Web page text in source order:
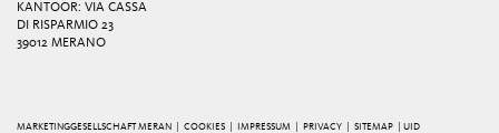
KANTOOR: VIA CASSA
DI RISPARMIO 23
39012 MERANO
MARKETINGGESELLSCHAFT MERAN | COOKIES IMPRESSUM PRIVACY |SITEMAP
| UID